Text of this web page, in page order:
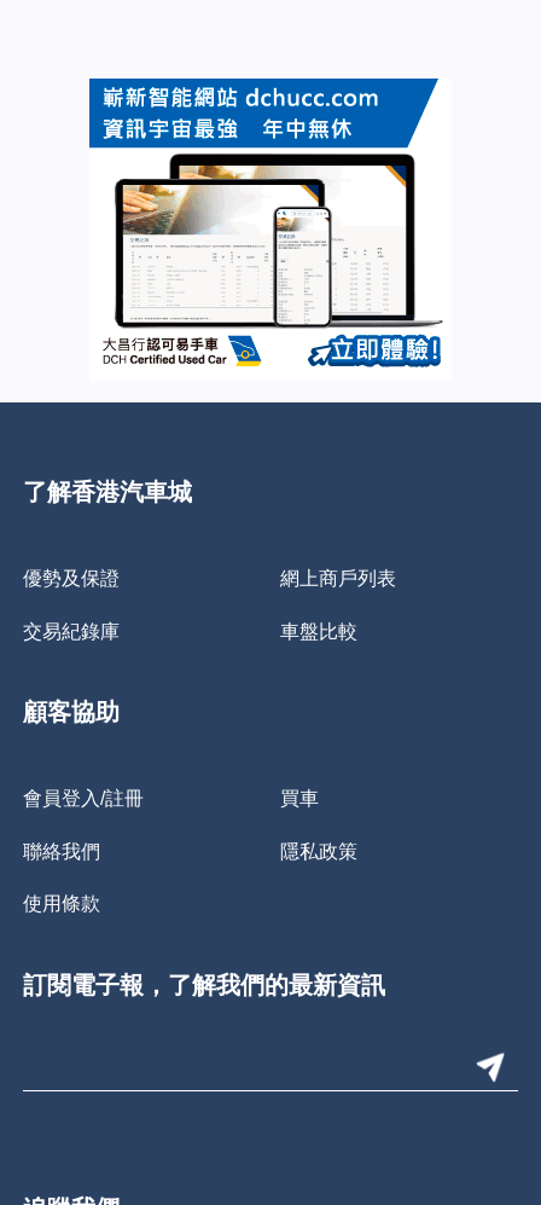
了解香港汽車城
優勢及保證 網上商戶列表
交易紀錄庫 車盤比較
顧客協助
會員登入/註冊 買車
聯絡我們 隱私政策
使用條款
訂閱電子報，了解我們的最新資訊